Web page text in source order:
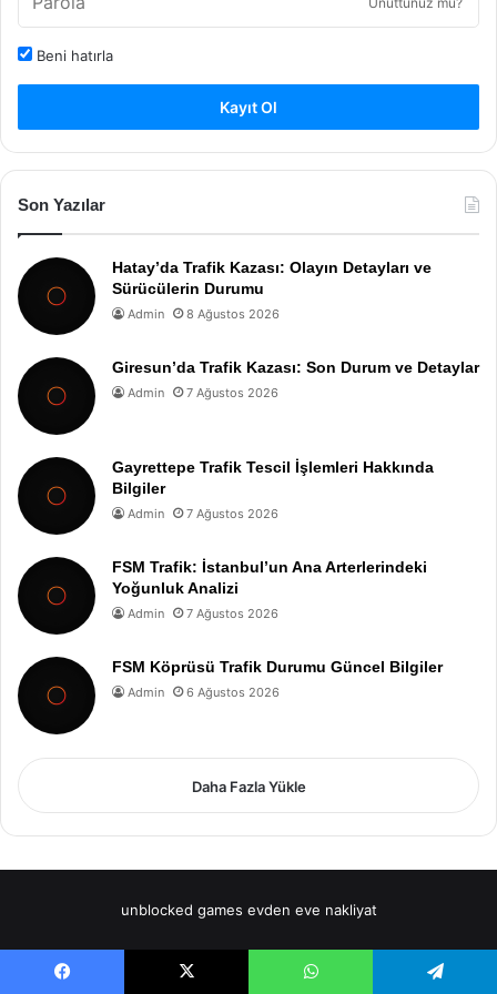
Beni hatırla
Kayıt Ol
Son Yazılar
Hatay’da Trafik Kazası: Olayın Detayları ve
Sürücülerin Durumu
Admin 8 Ağustos 2026
Giresun’da Trafik Kazası: Son Durum ve Detaylar
Admin 7 Ağustos 2026
Gayrettepe Trafik Tescil İşlemleri Hakkında
Bilgiler
Admin 7 Ağustos 2026
FSM Trafik: İstanbul’un Ana Arterlerindeki
Yoğunluk Analizi
Admin 7 Ağustos 2026
FSM Köprüsü Trafik Durumu Güncel Bilgiler
Admin 6 Ağustos 2026
Daha Fazla Yükle
unblocked games evden eve nakliyat